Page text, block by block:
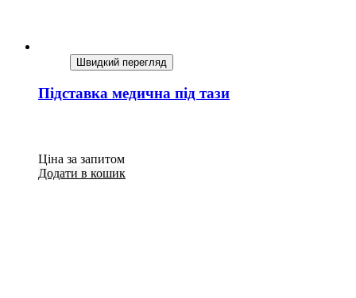
Швидкий перегляд
Підставка медична під тази
Ціна за запитом
Додати в кошик